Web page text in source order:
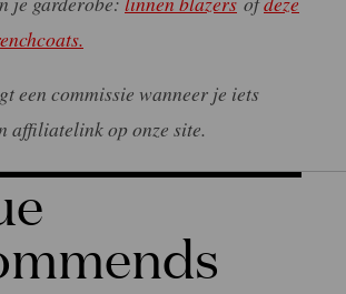
een commissie wanneer je iets
affiliatelink op onze site.